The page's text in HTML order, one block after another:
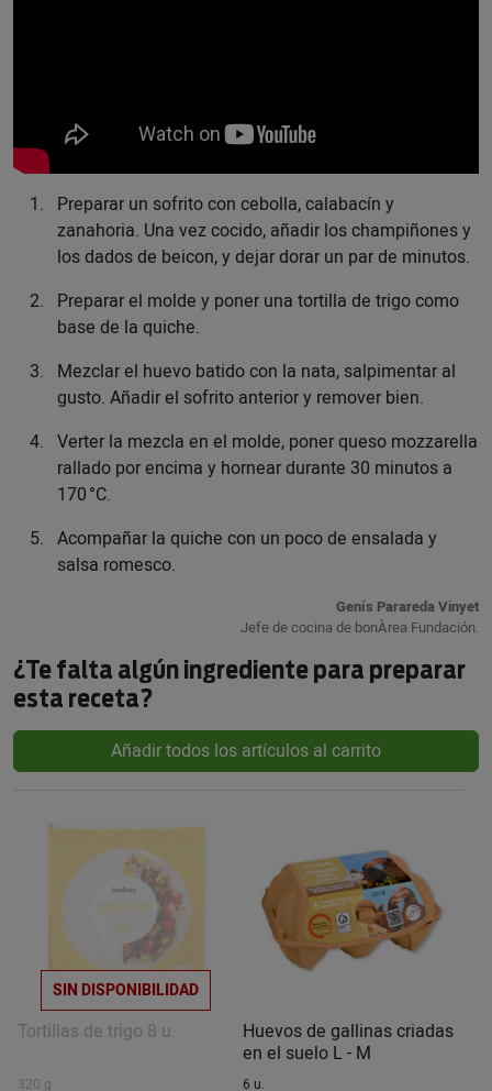
Preparar un sofrito con cebolla, calabacín y
zanahoria. Una vez cocido, añadir los champiñones y
los dados de beicon, y dejar dorar un par de minutos.
Preparar el molde y poner una tortilla de trigo como
base de la quiche.
Mezclar el huevo batido con la nata, salpimentar al
gusto. Añadir el sofrito anterior y remover bien.
Verter la mezcla en el molde, poner queso mozzarella
rallado por encima y hornear durante 30 minutos a
170 °C.
Acompañar la quiche con un poco de ensalada y
salsa romesco.
Genís Parareda Vinyet
Jefe de cocina de bonÀrea Fundación.
¿Te falta algún ingrediente para preparar
esta receta?
Añadir todos los artículos al carrito
Tortillas de trigo 8 u.
320 g
SIN DISPONIBILIDAD
Huevos de gallinas criadas
en el suelo L - M
6 u.